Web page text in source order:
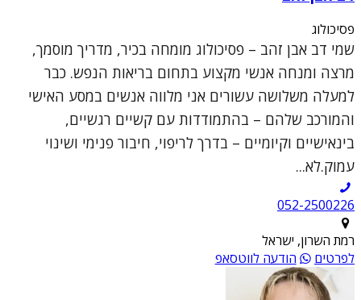
פסיכולוג
שמי דב אבן זהב – פסיכולוג מומחה בכיר, מדריך מוסמך,
מרצה ומנחה אנשי מקצוע בתחום בריאות הנפש. כבר
למעלה משלושה עשורים אני מלווה אנשים במסע האישי
והמורכב שלהם – בהתמודדות עם קשיים רגשיים,
בינאישיים וקיומיים – בדרך לריפוי, חיבור פנימי ושינוי
עמוק.לא...
052-2500226
רמת השרון, ישראל
לפרטים
הודעה לווטסאפ